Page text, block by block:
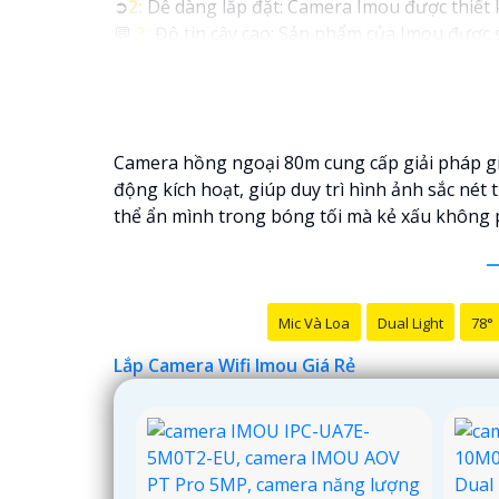
➲2: Dễ dàng lắp đặt: Camera Imou được
💬
Độ tin cậy cao: Sản phẩm của Imou
Tích hợp công nghệ mới: Camera Wifi
khi cần thiết.
Hy vọng những thông tin trên giúp bạn tìm
Camera hồng ngoại 80m cung cấp giải pháp
động kích hoạt, giúp duy trì hình ảnh sắc
thể ẩn mình trong bóng tối mà kẻ xấu không
Mic Và Loa Dual Light 78°
Lắp Camera Wifi Imou Giá Rẻ